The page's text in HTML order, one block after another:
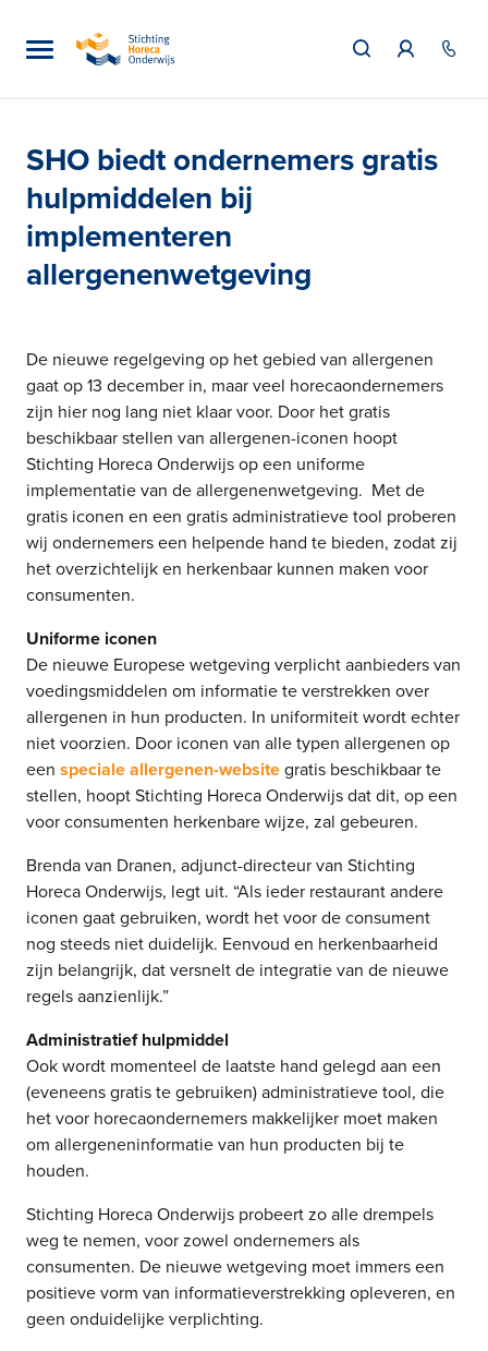
SHO biedt ondernemers gratis
hulpmiddelen bij
implementeren
allergenenwetgeving
De nieuwe regelgeving op het gebied van allergenen
gaat op 13 december in, maar veel horecaondernemers
zijn hier nog lang niet klaar voor. Door het gratis
beschikbaar stellen van allergenen-iconen hoopt
Stichting Horeca Onderwijs op een uniforme
implementatie van de allergenenwetgeving. Met de
gratis iconen en een gratis administratieve tool proberen
wij ondernemers een helpende hand te bieden, zodat zij
het overzichtelijk en herkenbaar kunnen maken voor
consumenten.
Uniforme iconen
De nieuwe Europese wetgeving verplicht aanbieders van
voedingsmiddelen om informatie te verstrekken over
allergenen in hun producten. In uniformiteit wordt echter
niet voorzien. Door iconen van alle typen allergenen op
een speciale allergenen-website gratis beschikbaar te
stellen, hoopt Stichting Horeca Onderwijs dat dit, op een
voor consumenten herkenbare wijze, zal gebeuren.
Brenda van Dranen, adjunct-directeur van Stichting
Horeca Onderwijs, legt uit. “Als ieder restaurant andere
iconen gaat gebruiken, wordt het voor de consument
nog steeds niet duidelijk. Eenvoud en herkenbaarheid
zijn belangrijk, dat versnelt de integratie van de nieuwe
regels aanzienlijk.”
Administratief hulpmiddel
Ook wordt momenteel de laatste hand gelegd aan een
(eveneens gratis te gebruiken) administratieve tool, die
het voor horecaondernemers makkelijker moet maken
om allergeneninformatie van hun producten bij te
houden.
Stichting Horeca Onderwijs probeert zo alle drempels
weg te nemen, voor zowel ondernemers als
consumenten. De nieuwe wetgeving moet immers een
positieve vorm van informatieverstrekking opleveren, en
geen onduidelijke verplichting.